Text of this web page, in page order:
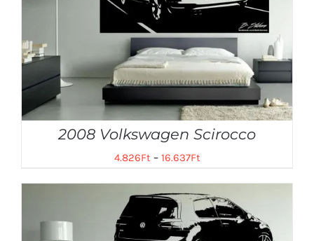
2008 Volkswagen Scirocco
4.826Ft– 16.637Ft